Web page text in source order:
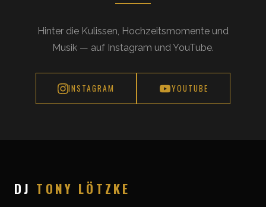
Hinter die Kulissen, Hochzeitsmomente und
Musik — auf Instagram und YouTube.
INSTAGRAM YOUTUBE
DJ TONY LÖTZKE